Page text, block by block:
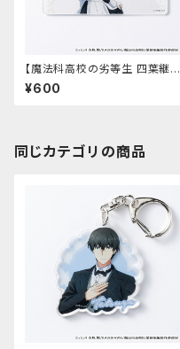
【魔法科高校の劣等生 四葉継承
編】アクリルカード（司波 深雪）
¥600
同じカテゴリの商品